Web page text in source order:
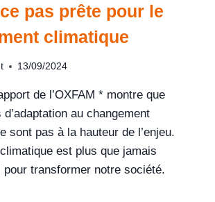
pas prête pour le
climatique
13/09/2024
de l’OXFAM * montre que
d’adaptation au changement
sont pas à la hauteur de l’enjeu.
climatique est plus que jamais
pour transformer notre société.